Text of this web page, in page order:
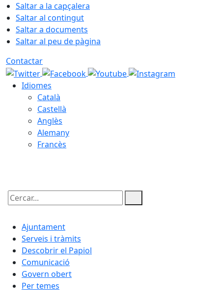
Saltar a la capçalera
Saltar al contingut
Saltar a documents
Saltar al peu de pàgina
Contactar
Idiomes
Català
Castellà
Anglès
Alemany
Francès
Cercar:
Ajuntament
Serveis i tràmits
Descobrir el Papiol
Comunicació
Govern obert
Per temes